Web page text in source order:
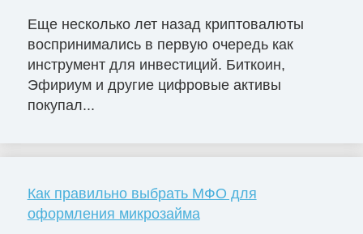
Еще несколько лет назад криптовалюты
воспринимались в первую очередь как
инструмент для инвестиций. Биткоин,
Эфириум и другие цифровые активы
покупал...
Как правильно выбрать МФО для
оформления микрозайма